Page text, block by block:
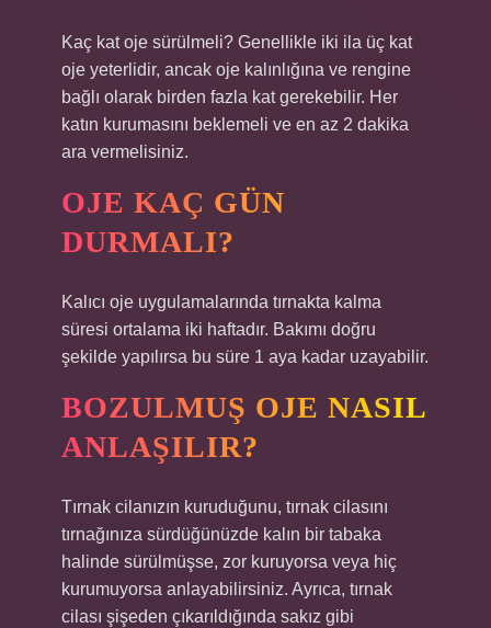
Kaç kat oje sürülmeli? Genellikle iki ila üç kat
oje yeterlidir, ancak oje kalınlığına ve rengine
bağlı olarak birden fazla kat gerekebilir. Her
katın kurumasını beklemeli ve en az 2 dakika
ara vermelisiniz.
OJE KAÇ GÜN
DURMALI?
Kalıcı oje uygulamalarında tırnakta kalma
süresi ortalama iki haftadır. Bakımı doğru
şekilde yapılırsa bu süre 1 aya kadar uzayabilir.
BOZULMUŞ OJE NASIL
ANLAŞILIR?
Tırnak cilanızın kuruduğunu, tırnak cilasını
tırnağınıza sürdüğünüzde kalın bir tabaka
halinde sürülmüşse, zor kuruyorsa veya hiç
kurumuyorsa anlayabilirsiniz. Ayrıca, tırnak
cilası şişeden çıkarıldığında sakız gibi